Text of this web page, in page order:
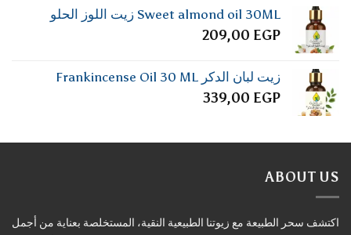
4.00من
5
Sweet almond oil 30ML زيت اللوز الحلو
209,00 EGP
زيت لبان الدكر Frankincense Oil 30 ML
339,00 EGP
ABOUT US
اكتشف سحر الطبيعة مع زيوتنا الطبيعية النقية، المستخلصة بعناية من أجمل